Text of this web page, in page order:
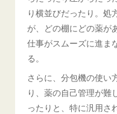
り横並びだったり。処
が、どの棚にどの薬が
仕事がスムーズに進ま
る。
さらに、分包機の使い
り、薬の自己管理が難
ったりと、特に汎用さ